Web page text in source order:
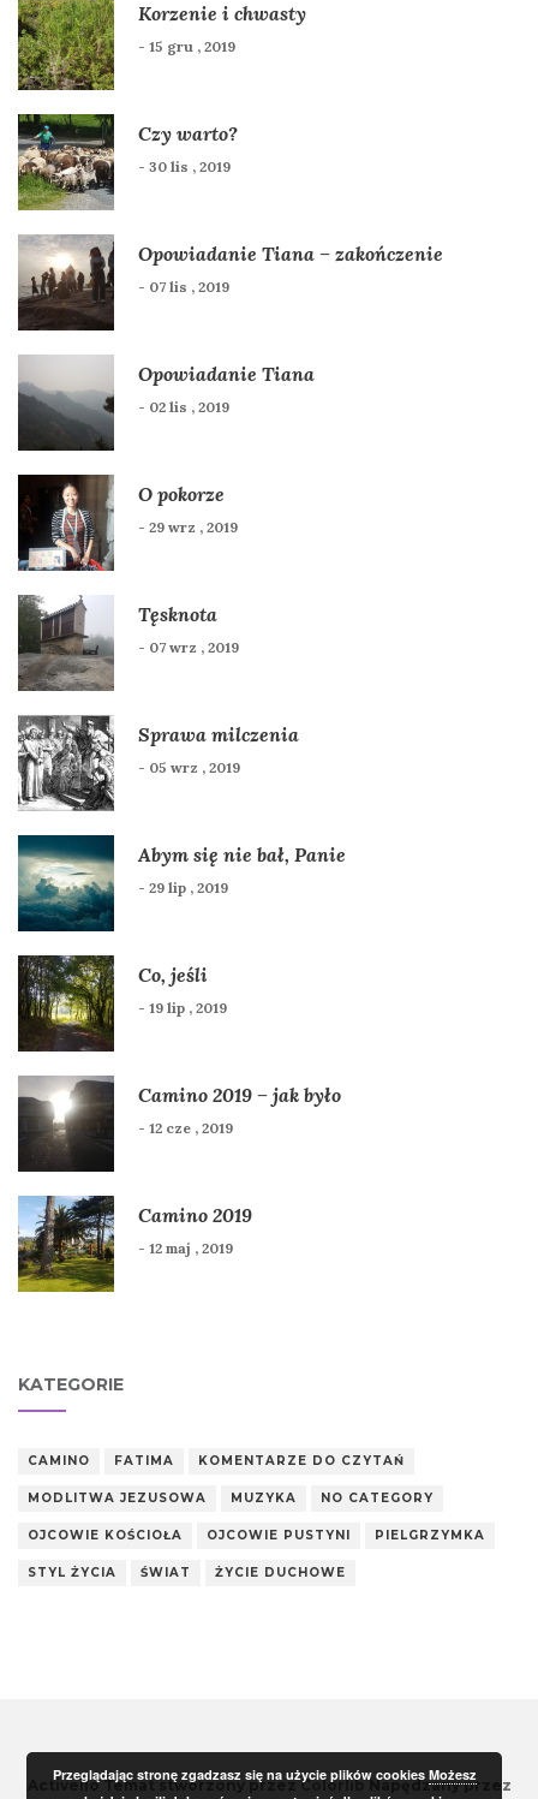
Korzenie i chwasty
- 15 gru , 2019
Czy warto?
- 30 lis , 2019
Opowiadanie Tiana – zakończenie
- 07 lis , 2019
Opowiadanie Tiana
- 02 lis , 2019
O pokorze
- 29 wrz , 2019
Tęsknota
- 07 wrz , 2019
Sprawa milczenia
- 05 wrz , 2019
Abym się nie bał, Panie
- 29 lip , 2019
Co, jeśli
- 19 lip , 2019
Camino 2019 – jak było
- 12 cze , 2019
Camino 2019
- 12 maj , 2019
KATEGORIE
CAMINO FATIMA KOMENTARZE DO CZYTAŃ
MODLITWA JEZUSOWA MUZYKA NO CATEGORY
OJCOWIE KOŚCIOŁA OJCOWIE PUSTYNI PIELGRZYMKA
STYL ŻYCIA ŚWIAT ŻYCIE DUCHOWE
Activello Temat stworzony przezColorlibNapędzany przez
Przeglądając stronę zgadzasz się na użycie plików cookies Możesz